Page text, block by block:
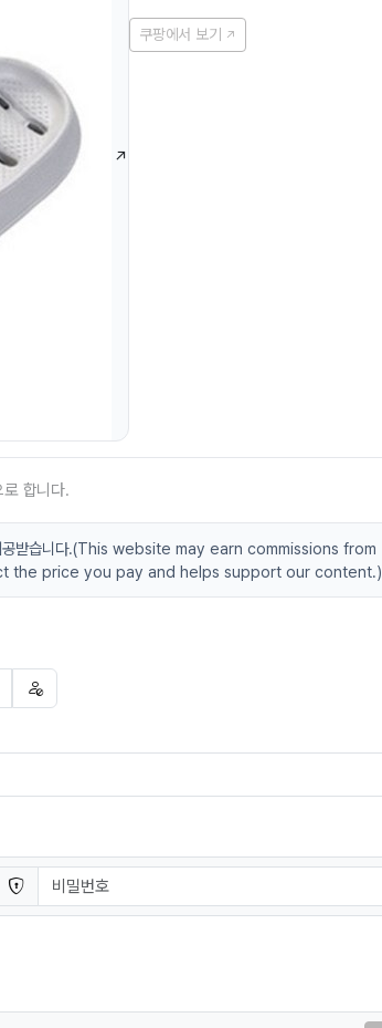
쿠팡에서 보기
합니다.
제공받습니다.(This website may earn commissions from
the price you pay and helps support our content.)
차단
비밀번호 필수